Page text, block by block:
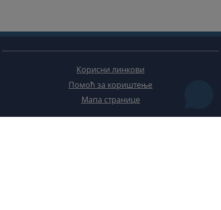
Корисни линкови
Помоћ за кориштење
Мапа странице